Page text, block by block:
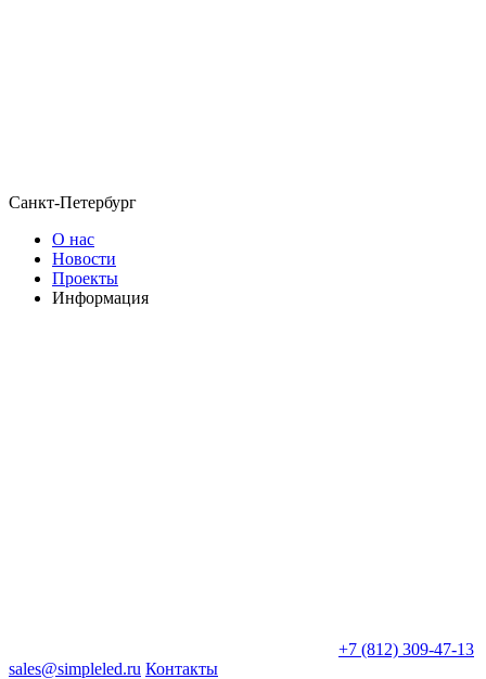
Санкт-Петербург
О нас
Новости
Проекты
Информация
+7 (812) 309-47-13
sales@simpleled.ru Контакты